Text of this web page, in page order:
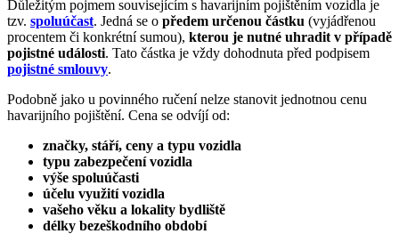
Důležitým pojmem souvisejícím s havarijním pojištěním vozidla je
tzv. spoluúčast. Jedná se o předem určenou částku (vyjádřenou
procentem či konkrétní sumou), kterou je nutné uhradit v případě
pojistné události. Tato částka je vždy dohodnuta před podpisem
pojistné smlouvy.
Podobně jako u povinného ručení nelze stanovit jednotnou cenu
havarijního pojištění. Cena se odvíjí od:
značky, stáří, ceny a typu vozidla
typu zabezpečení vozidla
výše spoluúčasti
účelu využití vozidla
vašeho věku a lokality bydliště
délky bezeškodního období